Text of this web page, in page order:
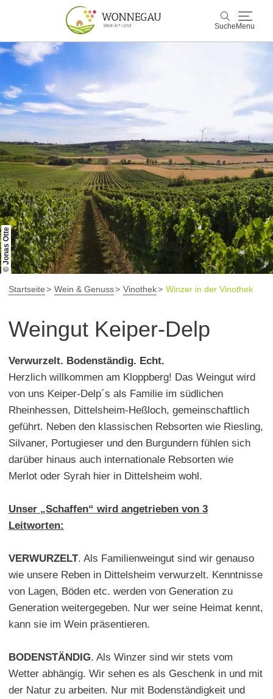
Suche Menu
Entdecken & Erleben
Wein & Genuss
Kultur & Events
Buchen & Service
© Jonas Otte
Startseite Wein & Genuss Vinothek Winzer in der Vinothek
Weingut Keiper-Delp
Verwurzelt. Bodenständig. Echt.
Herzlich willkommen am Kloppberg! Das Weingut wird
von uns Keiper-Delp´s als Familie im südlichen
Rheinhessen, Dittelsheim-Heßloch, gemeinschaftlich
geführt. Neben den klassischen Rebsorten wie Riesling,
Silvaner, Portugieser und den Burgundern fühlen sich
darüber hinaus auch internationale Rebsorten wie
Merlot oder Syrah hier in Dittelsheim wohl.
Unser „Schaffen“ wird angetrieben von 3
Leitworten:
VERWURZELT. Als Familienweingut sind wir genauso
wie unsere Reben in Dittelsheim verwurzelt. Kenntnisse
von Lagen, Böden etc. werden von Generation zu
Generation weitergegeben. Nur wer seine Heimat kennt,
kann sie im Wein präsentieren.
BODENSTÄNDIG. Als Winzer sind wir stets vom
Wetter abhängig. Wir sehen es als Geschenk in und mit
der Natur zu arbeiten. Nur mit Bodenständigkeit und